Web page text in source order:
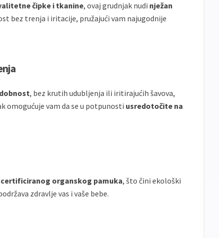
čipke i tkanine, ovaj grudnjak nudi nježan
bez trenja i iritacije, pružajući vam najugodnije
, bez krutih udubljenja ili iritirajućih šavova,
omogućuje vam da se u potpunosti usredotočite na
certificiranog organskog pamuka, što čini ekološki
zdravlje vas i vaše bebe.